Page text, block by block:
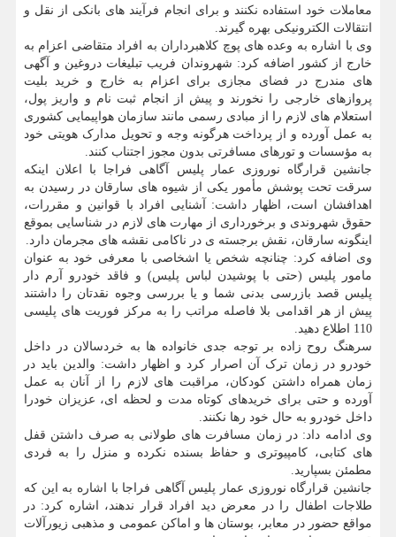
معاملات خود استفاده نکنند و برای انجام فرآیند های بانکی از نقل و
انتقالات الکترونیکی بهره گیرند.
وی با اشاره به وعده های پوچ کلاهبرداران به افراد متقاضی اعزام به
خارج از کشور اضافه کرد: شهروندان فریب تبلیغات دروغین و آگهی
های مندرج در فضای مجازی برای اعزام به خارج و خرید بلیت
پروازهای خارجی را نخورند و پیش از انجام ثبت نام و واریز پول،
استعلام های لازم را از مبادی رسمی مانند سازمان هواپیمایی کشوری
به عمل آورده و از پرداخت هرگونه وجه و تحویل مدارک هویتی خود
به مؤسسات و تورهای مسافرتی بدون مجوز اجتناب کنند.
جانشین قرارگاه نوروزی عمار پلیس آگاهی فراجا با اعلان اینکه
سرقت تحت پوشش مأمور یکی از شیوه های سارقان در رسیدن به
اهدافشان است، اظهار داشت: آشنایی افراد با قوانین و مقررات،
حقوق شهروندی و برخورداری از مهارت های لازم در شناسایی بموقع
اینگونه سارقان، نقش برجسته ی در ناکامی نقشه های مجرمان دارد.
وی اضافه کرد: چنانچه شخص یا اشخاصی با معرفی خود به عنوان
مامور پلیس (حتی با پوشیدن لباس پلیس) و فاقد خودرو آرم دار
پلیس قصد بازرسی بدنی شما و یا بررسی وجوه نقدتان را داشتند
پیش از هر اقدامی بلا فاصله مراتب را به مرکز فوریت های پلیسی
110 اطلاع دهید.
سرهنگ روح زاده بر توجه جدی خانواده ها به خردسالان در داخل
خودرو در زمان ترک آن اصرار کرد و اظهار داشت: والدین باید در
زمان همراه داشتن کودکان، مراقبت های لازم را از آنان به عمل
آورده و حتی برای خریدهای کوتاه مدت و لحظه ای، عزیزان خودرا
داخل خودرو به حال خود رها نکنند.
وی ادامه داد: در زمان مسافرت های طولانی به صرف داشتن قفل
های کتابی، کامپیوتری و حفاظ بسنده نکرده و منزل را به فردی
مطمئن بسپارید.
جانشین قرارگاه نوروزی عمار پلیس آگاهی فراجا با اشاره به این که
طلاجات اطفال را در معرض دید افراد قرار ندهند، اشاره کرد: در
مواقع حضور در معابر، بوستان ها و اماکن عمومی و مذهبی زیورآلات